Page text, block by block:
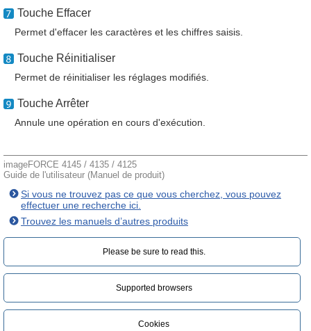
Touche Effacer
Permet d'effacer les caractères et les chiffres saisis.
Touche Réinitialiser
Permet de réinitialiser les réglages modifiés.
Touche Arrêter
Annule une opération en cours d'exécution.
imageFORCE 4145 / 4135 / 4125
Guide de l'utilisateur (Manuel de produit)
Si vous ne trouvez pas ce que vous cherchez, vous pouvez
effectuer une recherche ici.
Trouvez les manuels d’autres produits
Please be sure to read this.‎
Supported browsers
Cookies